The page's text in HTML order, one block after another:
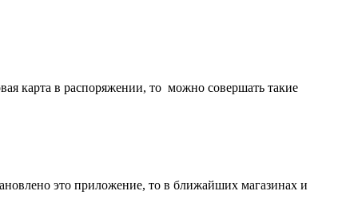
карта в распоряжении, то можно совершать такие
это приложение, то в ближайших магазинах и